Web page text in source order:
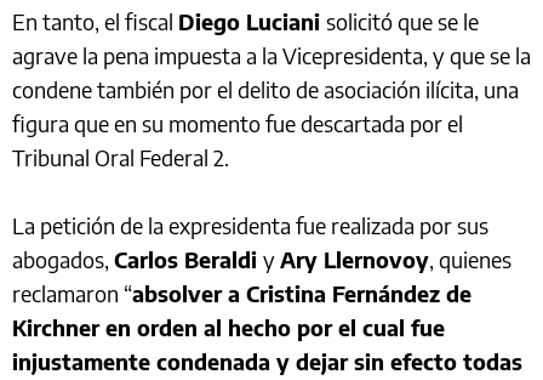
En tanto, el fiscal Diego Luciani solicitó que se le
agrave la pena impuesta a la Vicepresidenta, y que se la
condene también por el delito de asociación ilícita, una
figura que en su momento fue descartada por el
Tribunal Oral Federal 2.
La petición de la expresidenta fue realizada por sus
abogados, Carlos Beraldi yAry Llernovoy, quienes
reclamaron “absolver a Cristina Fernández de
Kirchner en orden al hecho por el cual fue
injustamente condenada y dejar sin efecto todas